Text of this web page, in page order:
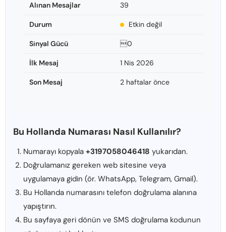
Alınan Mesajlar 39
Durum Etkin değil
Sinyal Gücü 0
İlk Mesaj 1 Nis 2026
Son Mesaj 2 haftalar önce
Bu Hollanda Numarası Nasıl Kullanılır?
Numarayı kopyala +3197058046418 yukarıdan.
Doğrulamanız gereken web sitesine veya
uygulamaya gidin (ör. WhatsApp, Telegram, Gmail).
Bu Hollanda numarasını telefon doğrulama alanına
yapıştırın.
Bu sayfaya geri dönün ve SMS doğrulama kodunun